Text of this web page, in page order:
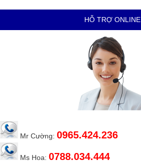
HỖ TRỢ ONLINE
Mr Cường: 0965.424.236
Ms Hoa: 0788.034.444